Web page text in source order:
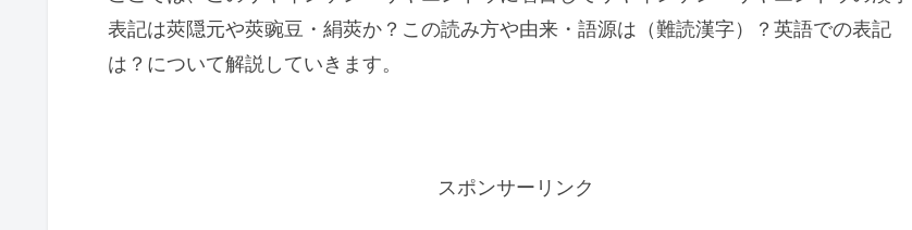
表記は莢隠元や莢豌豆・絹莢か？この読み方や由来・語源は（難読漢字）？英語での表記
は？について解説していきます。
スポンサーリンク